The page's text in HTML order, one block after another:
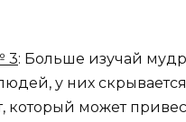
3: Больше изучай
у них
который может